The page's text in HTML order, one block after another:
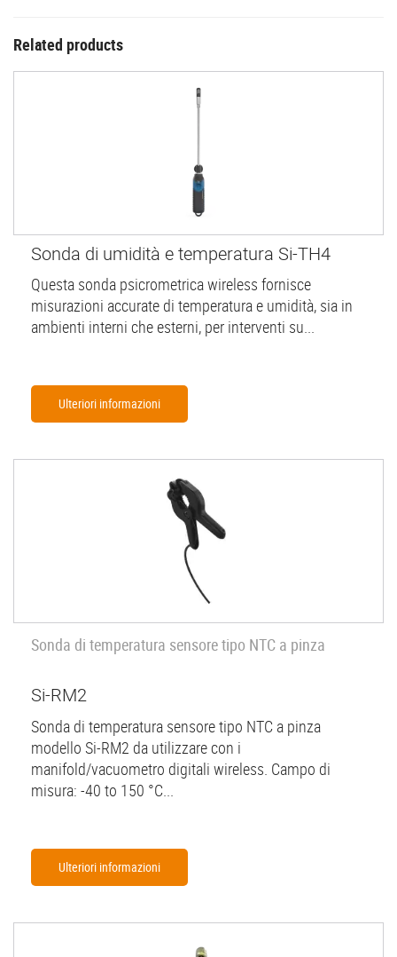
Related products
Sonda di umidità e temperatura Si-TH4
Questa sonda psicrometrica wireless fornisce
misurazioni accurate di temperatura e umidità, sia in
ambienti interni che esterni, per interventi su...
Ulteriori informazioni
Sonda di temperatura sensore tipo NTC a pinza
Si-RM2
Sonda di temperatura sensore tipo NTC a pinza
modello Si-RM2 da utilizzare con i
manifold/vacuometro digitali wireless. Campo di
misura: -40 to 150 °C...
Ulteriori informazioni